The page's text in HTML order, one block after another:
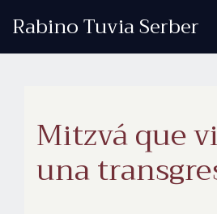
Rabino Tuvia Serber
Mitzvá que
una